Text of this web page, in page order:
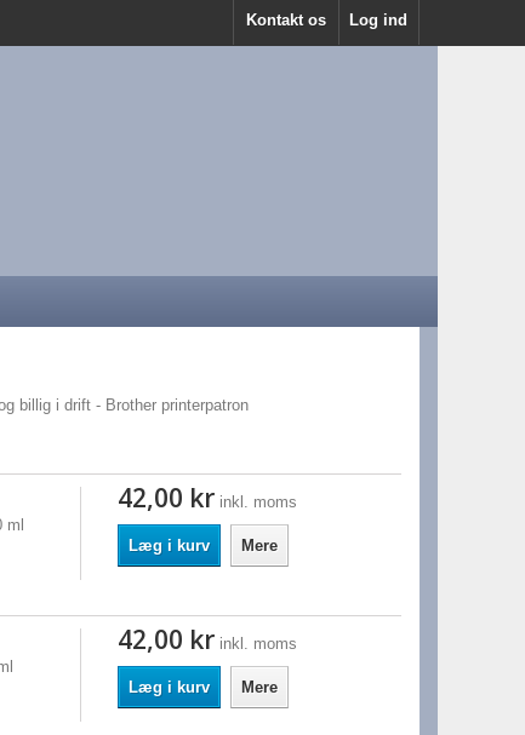
Log ind
Kontakt os
billig i drift - Brother printerpatron
42,00 kr inkl. moms
Læg i kurv Mere
42,00 kr inkl. moms
Læg i kurv Mere